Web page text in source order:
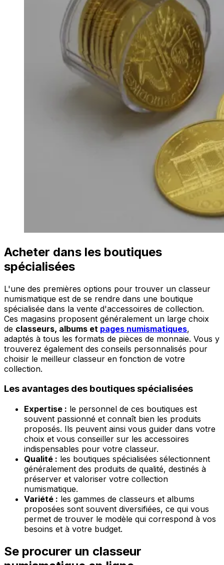
Acheter dans les boutiques
spécialisées
L'une des premières options pour trouver un classeur
numismatique est de se rendre dans une boutique
spécialisée dans la vente d'accessoires de collection.
Ces magasins proposent généralement un large choix
de classeurs, albums et pages numismatiques,
adaptés à tous les formats de pièces de monnaie. Vous y
trouverez également des conseils personnalisés pour
choisir le meilleur classeur en fonction de votre
collection.
Les avantages des boutiques spécialisées
Expertise : le personnel de ces boutiques est
souvent passionné et connaît bien les produits
proposés. Ils peuvent ainsi vous guider dans votre
choix et vous conseiller sur les accessoires
indispensables pour votre classeur.
Qualité : les boutiques spécialisées sélectionnent
généralement des produits de qualité, destinés à
préserver et valoriser votre collection
numismatique.
Variété : les gammes de classeurs et albums
proposées sont souvent diversifiées, ce qui vous
permet de trouver le modèle qui correspond à vos
besoins et à votre budget.
Se procurer un classeur